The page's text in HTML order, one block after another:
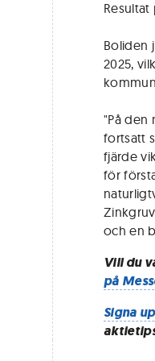
Boliden
2025,
"På den
fortsatt
fjärde
för
och en
Vill du
på
Signa